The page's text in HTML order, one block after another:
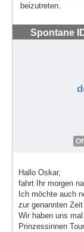
beizutreten.
Spontane
Hallo Oskar,
fahrt Ihr morgen
Ich möchte auch
zur genannten
Wir haben uns
Prinzessinnen